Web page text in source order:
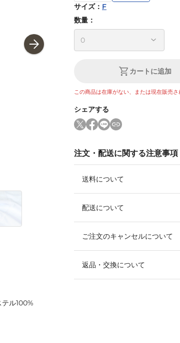
サイズ： F
数量：
カートに追加
この商品は在庫がない、または現在販売さ
シェアする
注文・配送に関する注意事項
送料について
配送について
ご注文のキャンセルについて
返品・交換について
ル100%